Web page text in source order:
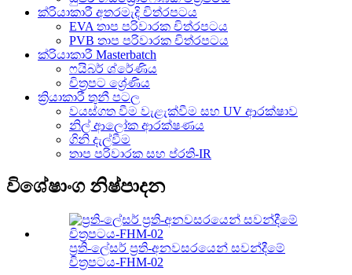
ක්රියාකාරී අතරමැදි චිත්රපටය
EVA තාප පරිවාරක චිත්රපටය
PVB තාප පරිවාරක චිත්රපටය
ක්රියාකාරී Masterbatch
ෆයිබර් ශ්රේණිය
චිත්‍රපට ශ්‍රේණිය
ක්‍රියාකාරී තුනී පටල
වයස්ගත වීම වැළැක්වීම සහ UV ආරක්ෂාව
නිල් ආලෝක ආරක්ෂණය
ගිනි දැල්වීම
තාප පරිවාරක සහ ප්රති-IR
විශේෂාංග නිෂ්පාදන
ප්‍රති-ලේසර් ප්‍රති-අනවසරයෙන් සවන්දීමේ
චිත්‍රපටය-FHM-02